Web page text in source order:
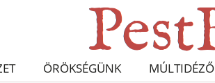
ÖRÖKSÉGÜNK MÚLTIDÉZŐ